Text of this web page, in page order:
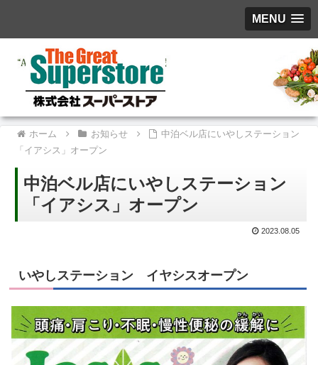
MENU
ホーム お知らせ
中泊ベル店にいやしステーション
「イアシス」オープン
中泊ベル店にいやしステーション
「イアシス」オープン
2023.08.05
いやしステーション イヤシスオープン